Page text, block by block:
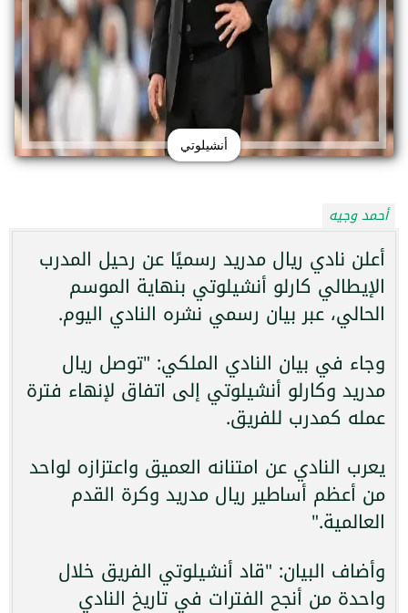
أنشيلوتي
أحمد وجيه
أعلن نادي ريال مدريد رسميًا عن رحيل المدرب
الإيطالي كارلو أنشيلوتي بنهاية الموسم
الحالي، عبر بيان رسمي نشره النادي اليوم.
وجاء في بيان النادي الملكي: "توصل ريال
مدريد وكارلو أنشيلوتي إلى اتفاق لإنهاء فترة
عمله كمدرب للفريق.
يعرب النادي عن امتنانه العميق واعتزازه لواحد
من أعظم أساطير ريال مدريد وكرة القدم
العالمية."
وأضاف البيان: "قاد أنشيلوتي الفريق خلال
واحدة من أنجح الفترات في تاريخ النادي